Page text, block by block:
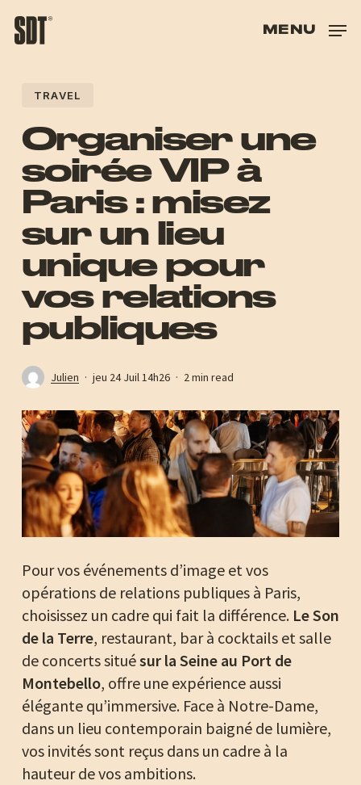
MENU
TRAVEL
Organiser une
soirée VIP à
Paris : misez
sur un lieu
unique pour
vos relations
publiques
Julien jeu 24 Juil 14h26 2 min read
Pour vos événements d’image et vos
opérations de relations publiques à Paris,
choisissez un cadre qui fait la différence. Le Son
de la Terre, restaurant, bar à cocktails et salle
de concerts situésur la Seine au Port de
Montebello, offre une expérience aussi
élégante qu’immersive. Face à Notre-Dame,
dans un lieu contemporain baigné de lumière,
vos invités sont reçus dans un cadre à la
hauteur de vos ambitions.